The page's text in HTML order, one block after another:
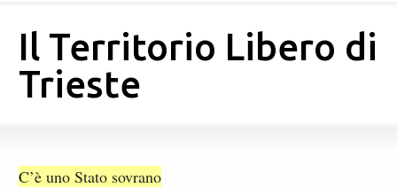
Il Territorio Libero di
Trieste
C’è uno Stato sovrano